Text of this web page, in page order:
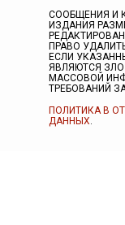
СООБЩЕНИЯ И
ИЗДАНИЯ
ПРАВО
ЕСЛИ
ЯВЛЯЮТСЯ
МАССОВОЙ
ТРЕБОВАНИЙ
ПОЛИТИКА В
ДАННЫХ.